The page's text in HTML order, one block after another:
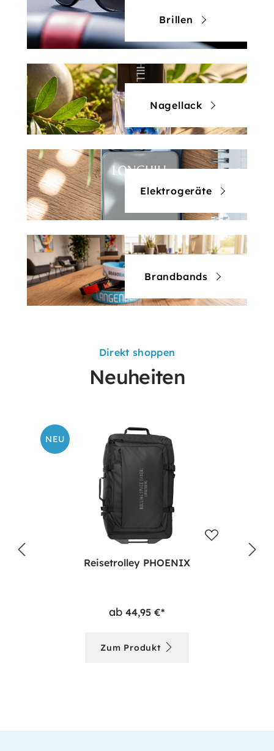
Brillen
Nagellack
Elektrogeräte
Brandbands
Direkt shoppen
Neuheiten
NEU
Reisetrolley PHOENIX
ab 44,95 €*
Zum Produkt